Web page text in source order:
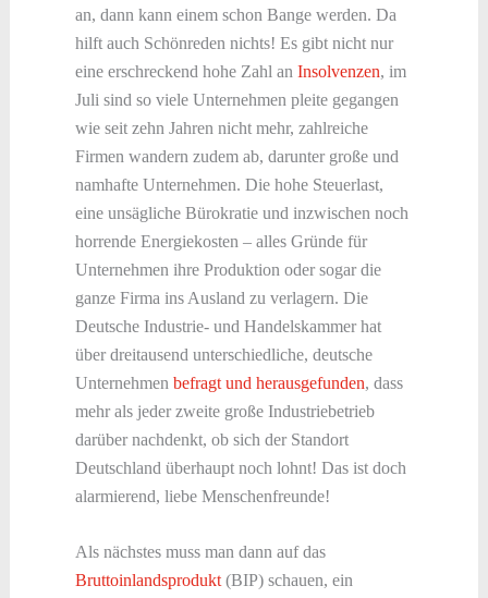
an, dann kann einem schon Bange werden. Da
hilft auch Schönreden nichts! Es gibt nicht nur
eine erschreckend hohe Zahl an Insolvenzen, im
Juli sind so viele Unternehmen pleite gegangen
wie seit zehn Jahren nicht mehr, zahlreiche
Firmen wandern zudem ab, darunter große und
namhafte Unternehmen. Die hohe Steuerlast,
eine unsägliche Bürokratie und inzwischen noch
horrende Energiekosten – alles Gründe für
Unternehmen ihre Produktion oder sogar die
ganze Firma ins Ausland zu verlagern. Die
Deutsche Industrie- und Handelskammer hat
über dreitausend unterschiedliche, deutsche
Unternehmen befragt und herausgefunden, dass
mehr als jeder zweite große Industriebetrieb
darüber nachdenkt, ob sich der Standort
Deutschland überhaupt noch lohnt! Das ist doch
alarmierend, liebe Menschenfreunde!
Als nächstes muss man dann auf das
Bruttoinlandsprodukt(BIP) schauen, ein